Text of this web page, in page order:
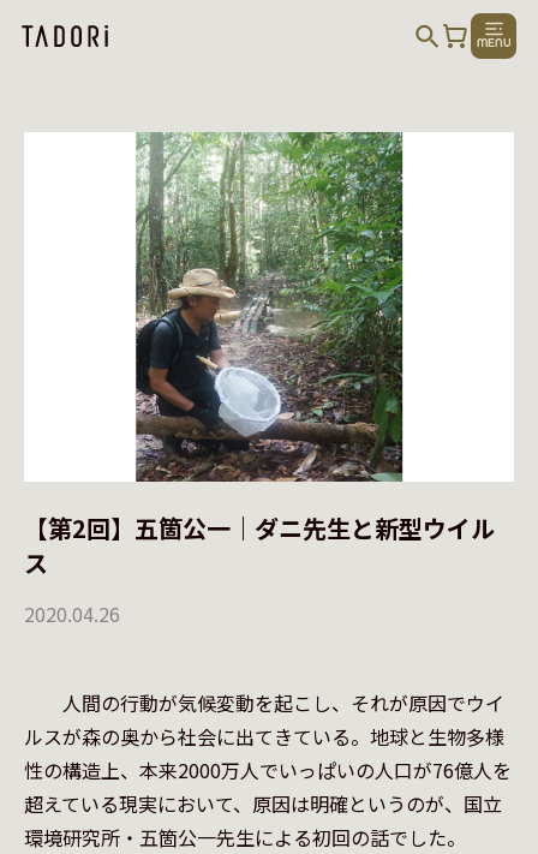
MENU
【第2回】五箇公一｜ダニ先生と新型ウイル
ス
2020.04.26
人間の行動が気候変動を起こし、それが原因でウイ
ルスが森の奥から社会に出てきている。地球と生物多様
性の構造上、本来2000万人でいっぱいの人口が76億人を
超えている現実において、原因は明確というのが、国立
環境研究所・五箇公一先生による初回の話でした。